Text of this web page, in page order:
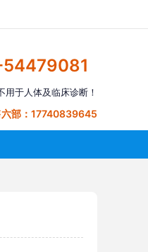
54479081
于人体及临床诊断！
部：17740839645